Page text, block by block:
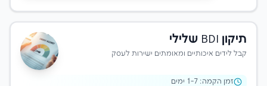
תיקון BDI שלילי
קבל לידים איכותיים ומאומתים ישירות לעסק
זמן הקמה: 1 -7 ימים